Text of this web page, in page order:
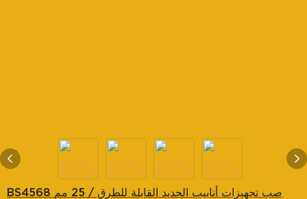
BS4568 صب تجهيزات أنابيب الحديد القابلة للطرق / 25 مم